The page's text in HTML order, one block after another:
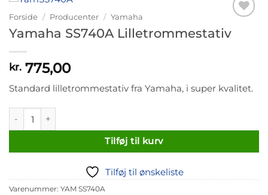
Tilføj til
ønskeliste
Forside / Producenter / Yamaha
Yamaha SS740A Lilletrommestativ
kr. 775,00
Standard lilletrommestativ fra Yamaha, i super kvalitet.
Tilføj til kurv
Tilføj til ønskeliste
Varenummer: YAM SS740A